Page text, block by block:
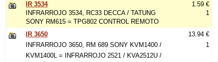
IR 3534
INFRARROJO 3534, RC33 DECCA / TATUNG
SONY RM615 = TPG802 CONTROL REMOTO
1.59 €
1
IR 3650
INFRARROJO 3650, RM 689 SONY KVM1400 /
KVM1400L = INFRARROJO 2521 / KVA2512U /
13.94 €
1